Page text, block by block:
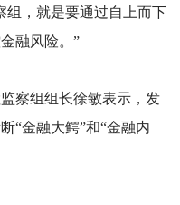
组，就是要通过自上而下
融风险。”
察组组长徐敏表示，发
“金融大鳄”和“金融内